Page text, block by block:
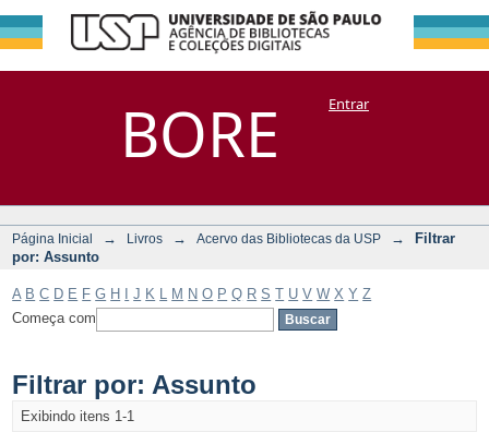
BORE
Filtrar por:
Assunto
DSpace/Manakin + CoriscoEntrar
Página Inicial → Livros → Acervo das Bibliotecas da USP →
Filtrar
por: Assunto
A B C D E F G H J K M N O P Q R S T U V W X Y Z
Começa com
Filtrar por: Assunto
Exibindo itens 1-1